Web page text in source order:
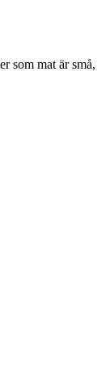
som mat är små,